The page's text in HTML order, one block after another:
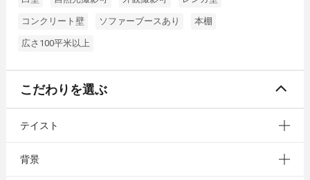
コンクリート壁 ソファーブースあり 本棚
広さ100平米以上
こだわりを選ぶ
テイスト
背景